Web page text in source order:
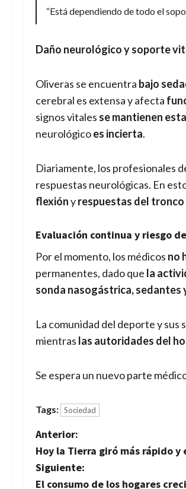
“Está dependiendo de todo el
Daño neurológico y soporte
Oliveras se encuentra bajo
cerebral es extensa y afecta
signos vitales se mantienen
neurológicoes incierta.
Diariamente, los profesionales
respuestas neurológicas. En
flexiónyrespuestas del
Evaluación continua y riesgo
Por el momento, los médicos no
permanentes, dado que la
sonda nasogástrica, sedantes
La comunidad del deporte y sus
mientras las autoridades del
Se espera un nuevo parte
Tags: Sociedad
N
a
Anterior:
Hoy la Tierra giró más rápido
Siguiente:
El consumo de los hogares